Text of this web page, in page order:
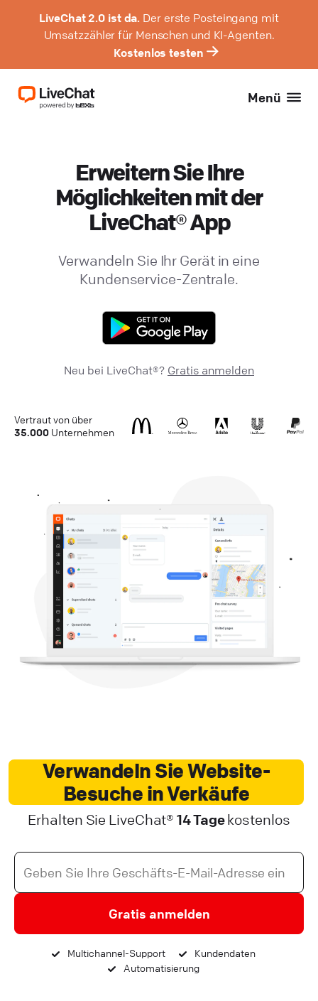
LiveChat 2.0 ist da. Der erste Posteingang mit
Umsatzzähler für Menschen und KI-Agenten.
Kostenlos testen
Menü
Erweitern Sie Ihre
Möglichkeiten mit der
LiveChat® App
Verwandeln Sie Ihr Gerät in eine
Kundenservice-Zentrale.
Neu bei LiveChat®? Gratis anmelden
Vertraut von über
35.000 Unternehmen
Verwandeln Sie Website-
Besuche in Verkäufe
Erhalten Sie LiveChat®14 Tagekostenlos
Gratis anmelden
Multichannel-Support
Kundendaten
Automatisierung